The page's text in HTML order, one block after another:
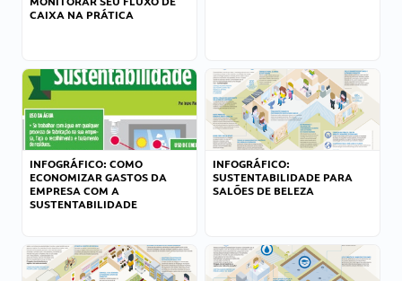
CAIXA NA PRÁTICA
INFOGRÁFICO: COMO
ECONOMIZAR GASTOS DA
EMPRESA COM A
SUSTENTABILIDADE
INFOGRÁFICO:
SUSTENTABILIDADE PARA
SALÕES DE BELEZA